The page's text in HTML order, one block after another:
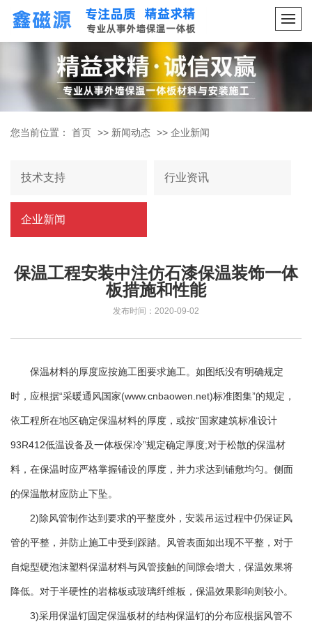
您当前位置： 首页 >> 新闻动态 >> 企业新闻
技术支持 行业资讯
企业新闻
保温工程安装中注仿石漆保温装饰一体
板措施和性能
发布时间：2020-09-02
保温材料的厚度应按施工图要求施工。如图纸没有明确规定
时，应根据“采暖通风国家(www.cnbaowen.net)标准图集”的规定，
依工程所在地区确定保温材料的厚度，或按“国家建筑标准设计
93R412低温设备及一体板保冷”规定确定厚度;对于松散的保温材
料，在保温时应严格掌握铺设的厚度，并力求达到铺敷均匀。侧面
的保温散材应防止下坠。
2)除风管制作达到要求的平整度外，安装吊运过程中仍保证风
管的平整，并防止施工中受到踩踏。风管表面如出现不平整，对于
自熄型硬泡沫塑料保温材料与风管接触的间隙会增大，保温效果将
降低。对于半硬性的岩棉板或玻璃纤维板，保温效果影响则较小。
3)采用保温钉固定保温板材的结构保温钉的分布应根据风管不